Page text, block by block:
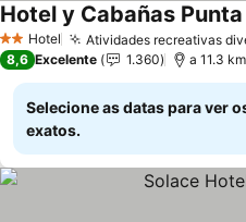
2 Estrelas
Hotel Atividades recreativas
8,6 Excelente 1.360 a 11.3
Selecione as datas para ver
exatos.